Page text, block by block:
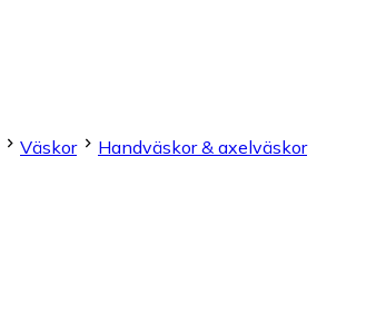
Väskor Handväskor & axelväskor